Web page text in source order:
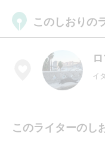
このしおりの
イ
このライターのし